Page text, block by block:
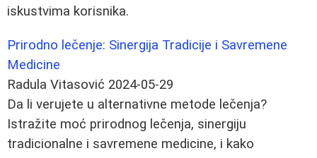
iskustvima korisnika.
Prirodno lečenje: Sinergija Tradicije i Savremene
Medicine
Radula Vitasović 2024-05-29
Da li verujete u alternativne metode lečenja?
Istražite moć prirodnog lečenja, sinergiju
tradicionalne i savremene medicine, i kako